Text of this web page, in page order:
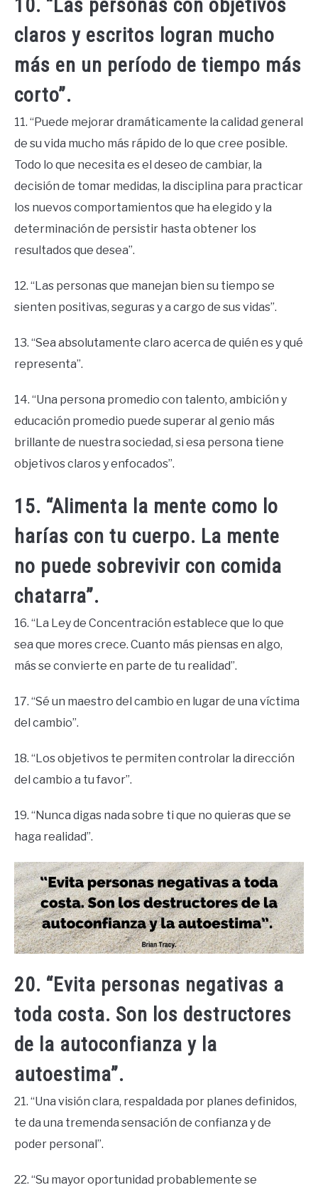
10. “Las personas con objetivos
claros y escritos logran mucho
más en un período de tiempo más
corto”.
11. “Puede mejorar dramáticamente la calidad general
de su vida mucho más rápido de lo que cree posible.
Todo lo que necesita es el deseo de cambiar, la
decisión de tomar medidas, la disciplina para practicar
los nuevos comportamientos que ha elegido y la
determinación de persistir hasta obtener los
resultados que desea”.
12. “Las personas que manejan bien su tiempo se
sienten positivas, seguras y a cargo de sus vidas”.
13. “Sea absolutamente claro acerca de quién es y qué
representa”.
14. “Una persona promedio con talento, ambición y
educación promedio puede superar al genio más
brillante de nuestra sociedad, si esa persona tiene
objetivos claros y enfocados”.
15. “Alimenta la mente como lo
harías con tu cuerpo. La mente
no puede sobrevivir con comida
chatarra”.
16. “La Ley de Concentración establece que lo que
sea que mores crece. Cuanto más piensas en algo,
más se convierte en parte de tu realidad”.
17. “Sé un maestro del cambio en lugar de una víctima
del cambio”.
18. “Los objetivos te permiten controlar la dirección
del cambio a tu favor”.
19. “Nunca digas nada sobre ti que no quieras que se
haga realidad”.
20. “Evita personas negativas a
toda costa. Son los destructores
de la autoconfianza y la
autoestima”.
21. “Una visión clara, respaldada por planes definidos,
te da una tremenda sensación de confianza y de
poder personal”.
22. “Su mayor oportunidad probablemente se